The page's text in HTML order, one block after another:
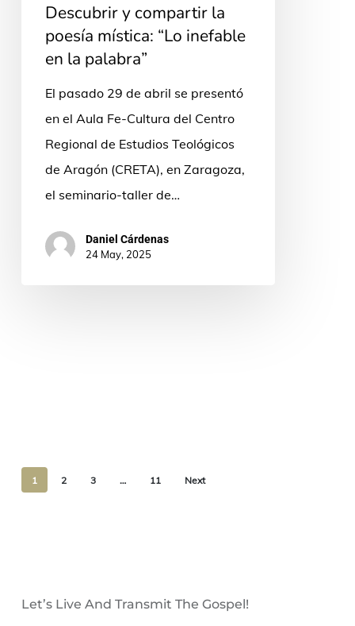
palabra”
Descubrir y compartir la
poesía mística: “Lo inefable
en la palabra”
El pasado 29 de abril se presentó
en el Aula Fe-Cultura del Centro
Regional de Estudios Teológicos
de Aragón (CRETA), en Zaragoza,
el seminario-taller de…
Daniel Cárdenas
24 May, 2025
1 2 3 … 11 Next
Let’s Live And Transmit The Gospel!